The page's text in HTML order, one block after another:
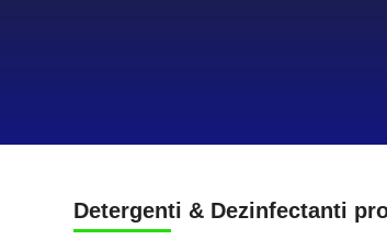
Detergenti & Dezinfectanti